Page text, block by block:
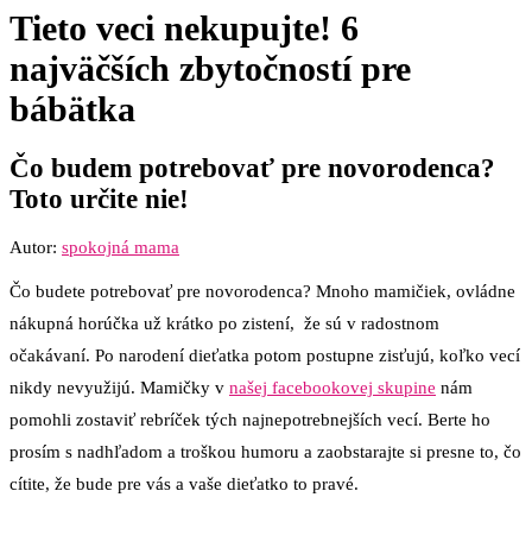
Tieto veci nekupujte! 6
najväčších zbytočností pre
bábätka
Čo budem potrebovať pre novorodenca?
Toto určite nie!
Autor: spokojná mama
Čo budete potrebovať pre novorodenca? Mnoho mamičiek, ovládne
nákupná horúčka už krátko po zistení, že sú v radostnom
očakávaní. Po narodení dieťatka potom postupne zisťujú, koľko vecí
nikdy nevyužijú. Mamičky v našej facebookovej skupine nám
pomohli zostaviť rebríček tých najnepotrebnejších vecí. Berte ho
prosím s nadhľadom a troškou humoru a zaobstarajte si presne to, čo
cítite, že bude pre vás a vaše dieťatko to pravé.